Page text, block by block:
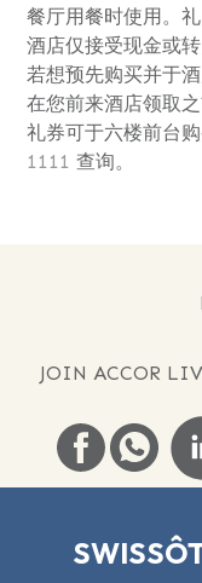
餐厅用餐时使用。
酒店仅接受现金或转
若想预先购买并于
在您前来酒店领取之
礼券可于六楼前台
1111 查询。
JOIN ACCOR